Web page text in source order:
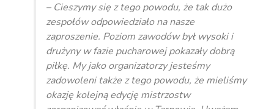
– Cieszymy się z tego powodu, że tak dużo
zespołów odpowiedziało na nasze
zaproszenie. Poziom zawodów był wysoki i
drużyny w fazie pucharowej pokazały dobrą
piłkę. My jako organizatorzy jesteśmy
zadowoleni także z tego powodu, że mieliśmy
okazję kolejną edycję mistrzostw